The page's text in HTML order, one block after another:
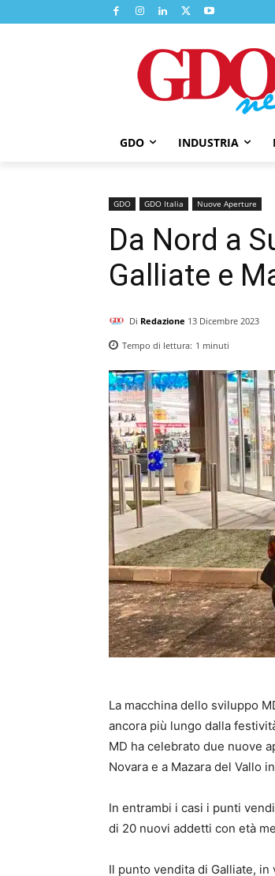
GDO INDUSTRIA
GDO GDO Italia Nuove Aperture
Da Nord a
Galliate e
Di Redazione 13 Dicembre 2023
Tempo di lettura: 1 minuti
La macchina dello sviluppo
ancora più lungo dalla
MD ha celebrato due nuove
Novara e a Mazara del Vallo
In entrambi i casi i punti
di 20 nuovi addetti con età
Il punto vendita di Galliate, in